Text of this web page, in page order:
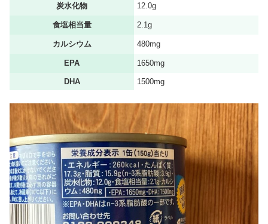
炭水化物 12.0g
食塩相当量 2.1g
カルシウム 480mg
EPA 1650mg
DHA 1500mg